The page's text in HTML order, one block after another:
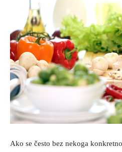
Ako se često bez nekoga